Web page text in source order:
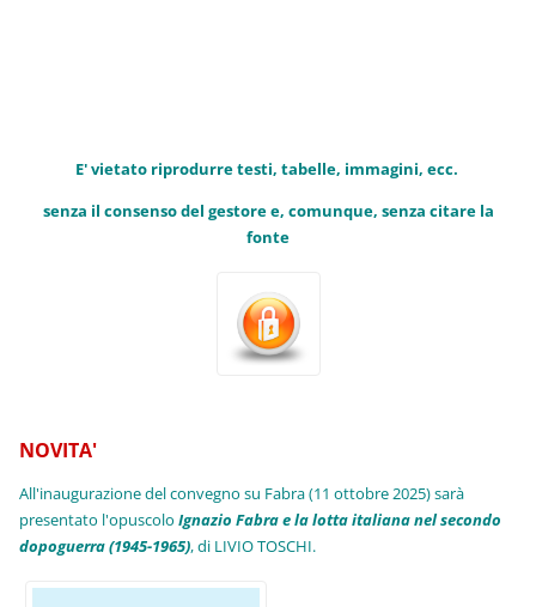
E' vietato riprodurre testi, tabelle, immagini, ecc.
senza il consenso del gestore e, comunque, senza citare la
fonte
NOVITA'
All'inaugurazione del convegno su Fabra (11 ottobre 2025) sarà
presentato l'opuscoloIgnazio Fabra e la lotta italiana nel secondo
dopoguerra (1945-1965), di LIVIO TOSCHI.